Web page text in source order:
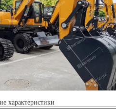
характеристики